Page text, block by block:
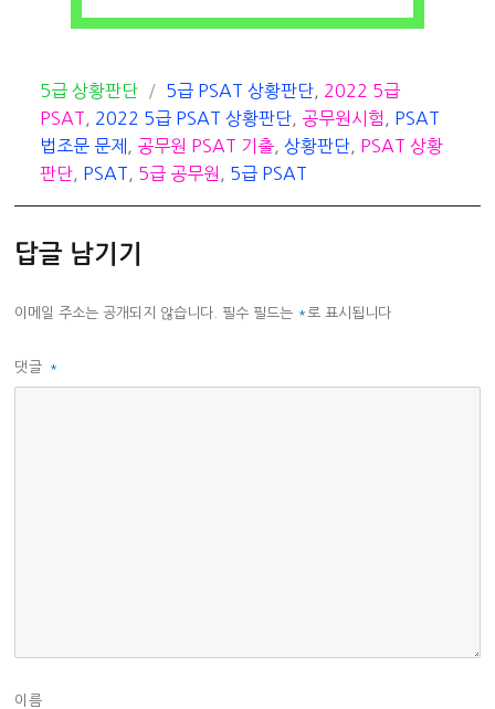
카
테
고
리
5급 상황판단
태
그
5급 PSAT 상황판단, 2022 5급
PSAT
2022 5급 PSAT 상황판단 공무원시험
PSAT
법조문 문제
공무원 PSAT 기출 ,상황판단
PSAT 상황
판단
PSAT 5급 공무원 5급 PSAT
답글 남기기
이메일 주소는 공개되지 않습니다. 필수 필드는 * 로 표시됩니다
댓글 *
이름